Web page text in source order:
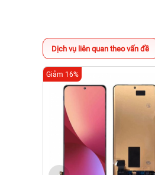
Dịch vụ liên quan theo vấn đề
Giảm 16%